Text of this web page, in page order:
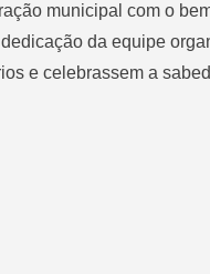
municipal com o
da equipe
e celebrassem a